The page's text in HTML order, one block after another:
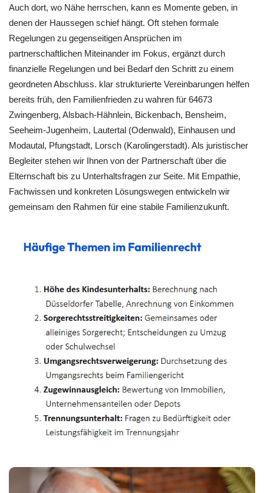
Auch dort, wo Nähe herrschen, kann es Momente geben, in
denen der Haussegen schief hängt. Oft stehen formale
Regelungen zu gegenseitigen Ansprüchen im
partnerschaftlichen Miteinander im Fokus, ergänzt durch
finanzielle Regelungen und bei Bedarf den Schritt zu einem
geordneten Abschluss. klar strukturierte Vereinbarungen helfen
bereits früh, den Familienfrieden zu wahren für 64673
Zwingenberg, Alsbach-Hähnlein, Bickenbach, Bensheim,
Seeheim-Jugenheim, Lautertal (Odenwald), Einhausen und
Modautal, Pfungstadt, Lorsch (Karolingerstadt). Als juristischer
Begleiter stehen wir Ihnen von der Partnerschaft über die
Elternschaft bis zu Unterhaltsfragen zur Seite. Mit Empathie,
Fachwissen und konkreten Lösungswegen entwickeln wir
gemeinsam den Rahmen für eine stabile Familienzukunft.